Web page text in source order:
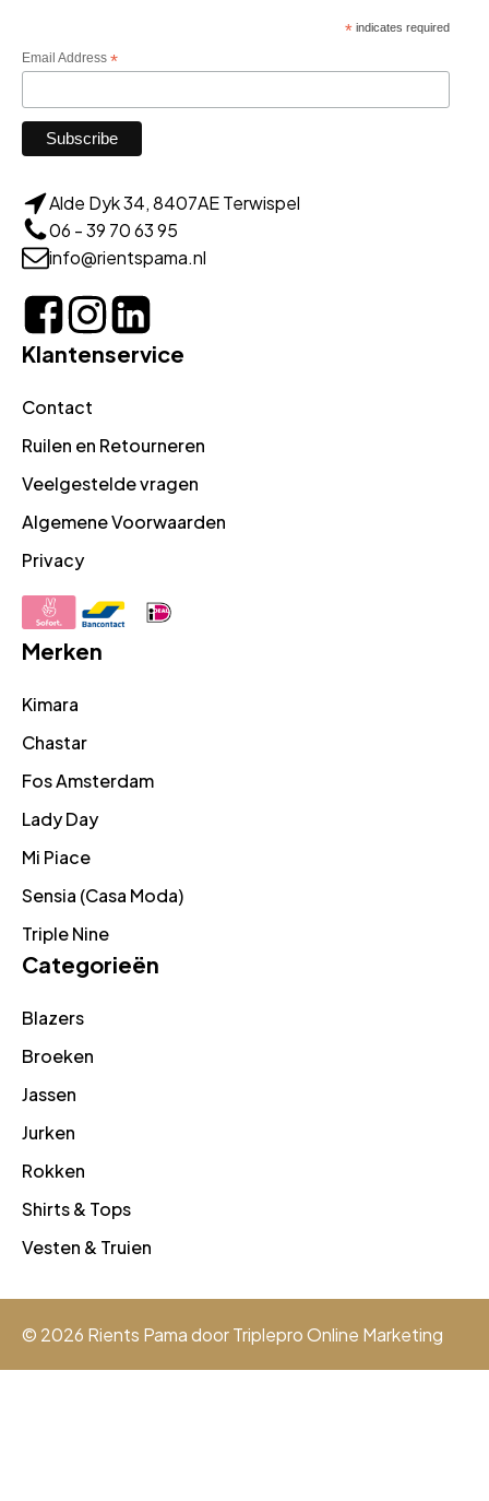
*indicates required
Email Address *
Alde Dyk 34, 8407AE Terwispel
06 - 39 70 63 95
info@rientspama.nl
Klantenservice
Contact
Ruilen en Retourneren
Veelgestelde vragen
Algemene Voorwaarden
Privacy
Merken
Kimara
Chastar
Fos Amsterdam
Lady Day
Mi Piace
Sensia (Casa Moda)
Triple Nine
Categorieën
Blazers
Broeken
Jassen
Jurken
Rokken
Shirts & Tops
Vesten & Truien
© 2026 Rients Pama doorTriplepro Online Marketing